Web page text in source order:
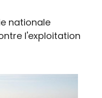
nationale
l'exploitation